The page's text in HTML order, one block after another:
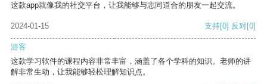
这款app就像我的社交平台，让我能够与志同道合的朋友一起交流。
2024-01-15 支持[0] 反对[0]
游客
这款学习软件的课程内容非常丰富，涵盖了各个学科的知识。老师的讲
解非常生动，让我能够轻松理解知识点。